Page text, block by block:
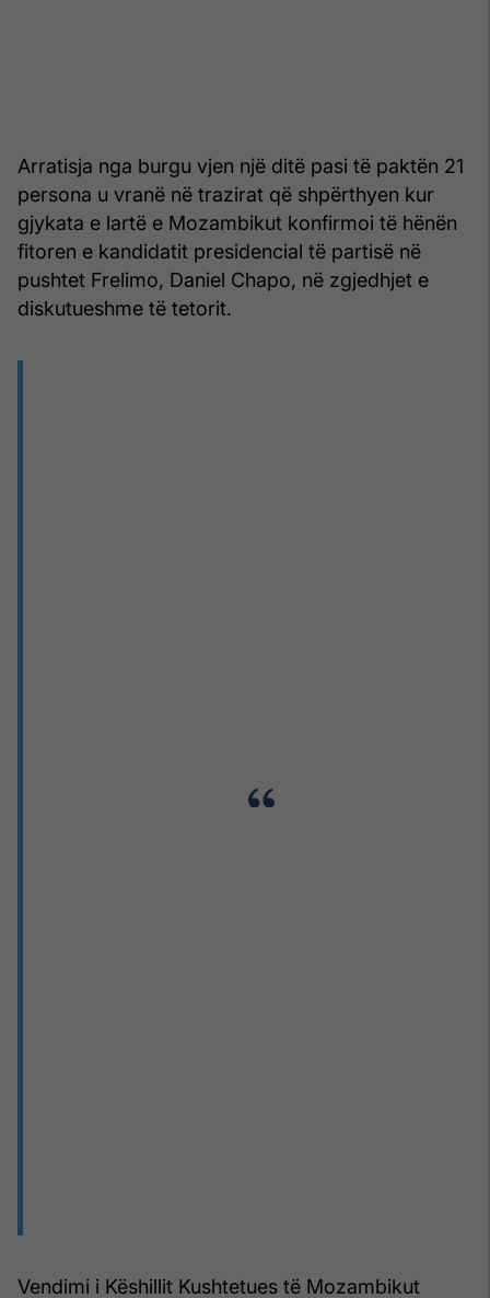
Arratisja nga burgu vjen një ditë pasi të paktën 21
persona u vranë në trazirat që shpërthyen kur
gjykata e lartë e Mozambikut konfirmoi të hënën
fitoren e kandidatit presidencial të partisë në
pushtet Frelimo, Daniel Chapo, në zgjedhjet e
diskutueshme të tetorit.
Vendimi i Këshillit Kushtetues të Mozambikut